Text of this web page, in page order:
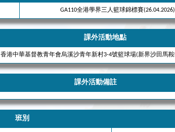
GA110全港學界三人籃球錦標賽(26.04.2026)
課外活動地點
香港中華基督教青年會烏溪沙青年新村3-4號籃球場(新界沙田馬
課外活動備註
班別